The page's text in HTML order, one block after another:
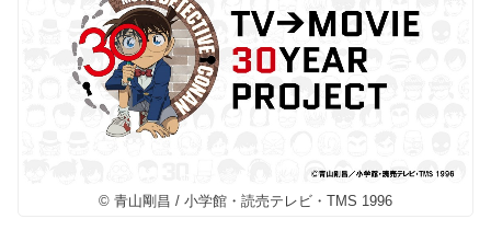
© 青山剛昌 / 小学館・読売テレビ・TMS 1996